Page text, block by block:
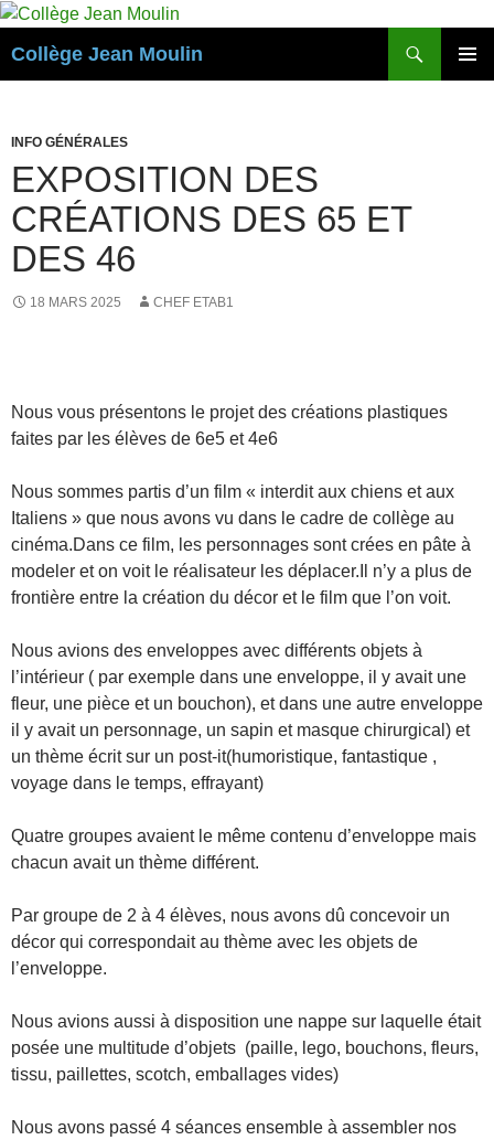
Aller
contenu
Collège Jean Moulin
INFO GÉNÉRALES
EXPOSITION DES
CRÉATIONS DES 65 ET
DES 46
18 MARS 2025 CHEF ETAB1
Nous vous présentons le projet des créations plastiques
faites par les élèves de 6e5 et 4e6
Nous sommes partis d’un film « interdit aux chiens et aux
Italiens » que nous avons vu dans le cadre de collège au
cinéma.Dans ce film, les personnages sont crées en pâte à
modeler et on voit le réalisateur les déplacer.Il n’y a plus de
frontière entre la création du décor et le film que l’on voit.
Nous avions des enveloppes avec différents objets à
l’intérieur ( par exemple dans une enveloppe, il y avait une
fleur, une pièce et un bouchon), et dans une autre enveloppe
il y avait un personnage, un sapin et masque chirurgical) et
un thème écrit sur un post-it(humoristique, fantastique ,
voyage dans le temps, effrayant)
Quatre groupes avaient le même contenu d’enveloppe mais
chacun avait un thème différent.
Par groupe de 2 à 4 élèves, nous avons dû concevoir un
décor qui correspondait au thème avec les objets de
l’enveloppe.
Nous avions aussi à disposition une nappe sur laquelle était
posée une multitude d’objets (paille, lego, bouchons, fleurs,
tissu, paillettes, scotch, emballages vides)
Nous avons passé 4 séances ensemble à assembler nos